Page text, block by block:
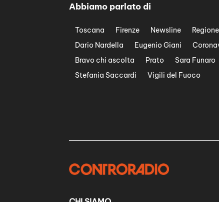
Abbiamo parlato di
Toscana Firenze Newsline
Dario Nardella
Eugenio Giani
Bravo chi ascolta
Prato Sara Funaro
Stefania Saccardi
Vigili del Fuoco